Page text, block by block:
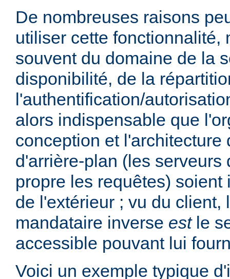
De nombreuses raisons
utiliser cette fonctionnalité,
souvent du domaine de la
disponibilité, de la
l'authentification/
alors indispensable que
conception et l'architecture
d'arrière-plan (les serveurs
propre les requêtes)
de l'extérieur ; vu du client,
mandataire inverse estle
accessible pouvant lui
Voici un exemple typique